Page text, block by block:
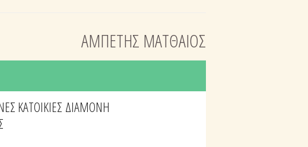
ΑΜΠΕΤΗΣ ΜΑΤΘΑΙΟΣ
ΚΑΤΟΙΚΙΕΣ ΔΙΑΜΟΝΗ